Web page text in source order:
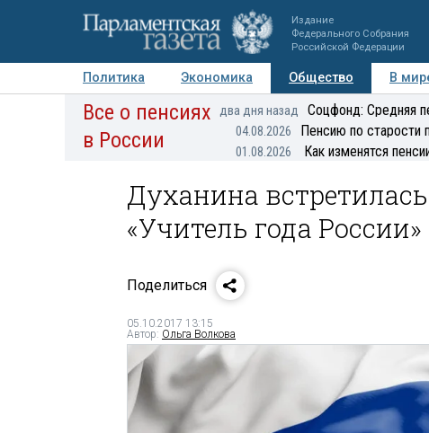
Издание
Федерального Собрания
Российской Федерации
Политика Экономика Общество В
Авторы Персоны Мнения Регионы
Все о пенсиях
в России
два дня назад Соцфонд: Средняя
04.08.2026 Пенсию по старости
01.08.2026 Как изменятся
Духанина
«Учитель года России»
Поделиться
05.10.2017 13:15
Автор: Ольга Волкова